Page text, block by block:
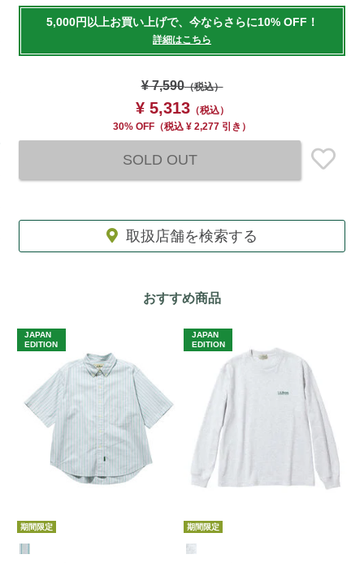
to
5,000円以上お買い上げで、今ならさらに10% OFF！
詳細はこちら
¥ 7,590（税込）
¥ 5,313（税込）
30% OFF （税込 ¥ 2,277 引き）
SOLD OUT
取扱店舗を検索する
おすすめ商品
JAPAN
EDITION
期間限定
JAPAN
EDITION
期間限定